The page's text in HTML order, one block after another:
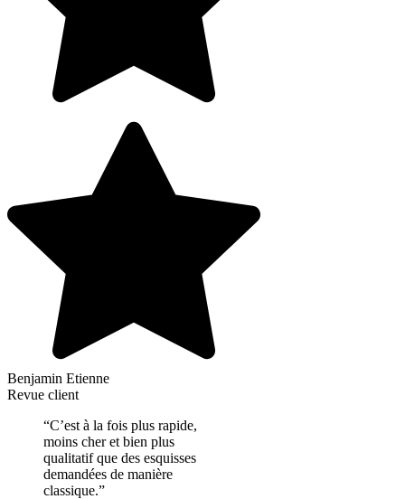
Benjamin Etienne
Revue client
“C’est à la fois plus rapide,
moins cher et bien plus
qualitatif que des esquisses
demandées de manière
classique.”